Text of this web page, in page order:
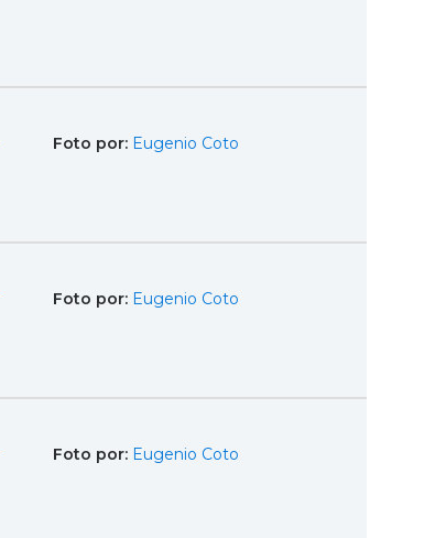
Foto por: Eugenio Coto
Foto por: Eugenio Coto
Foto por: Eugenio Coto